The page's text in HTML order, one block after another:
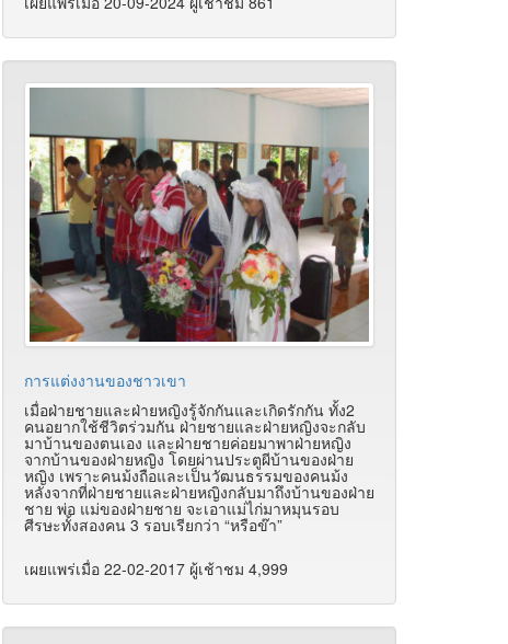
การแต่งงานของชาวเขา
เมื่อฝ่ายชายและฝ่ายหญิงรู้จักกันและเกิดรักกัน ทั้ง2
คนอยากใช้ชีวิตร่วมกัน ฝ่ายชายและฝ่ายหญิงจะกลับ
มาบ้านของตนเอง และฝ่ายชายค่อยมาพาฝ่ายหญิง
จากบ้านของฝ่ายหญิง โดยผ่านประตูผีบ้านของฝ่าย
หญิง เพราะคนม้งถือและเป็นวัฒนธรรมของคนม้ง
หลังจากที่ฝ่ายชายและฝ่ายหญิงกลับมาถึงบ้านของฝ่าย
ชาย พ่อ แม่ของฝ่ายชาย จะเอาแม่ไก่มาหมุนรอบ
ศีรษะทั้งสองคน 3 รอบเรียกว่า “หรือข๊า”
เผยแพร่เมื่อ 22-02-2017 ผู้เช้าชม 4,999